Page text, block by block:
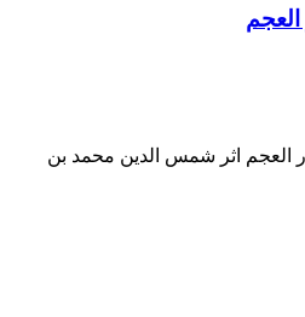
العجم اثر شمس الدین محمد بن